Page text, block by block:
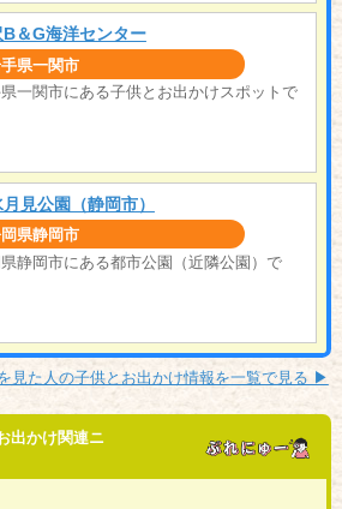
B＆G海洋センター
県一関市
一関市にある子供とお出かけスポットで
見公園（静岡市）
県静岡市
静岡市にある都市公園（近隣公園）で
見た人の子供とお出かけ情報を一覧で見る ▶︎
出かけ関連ニ